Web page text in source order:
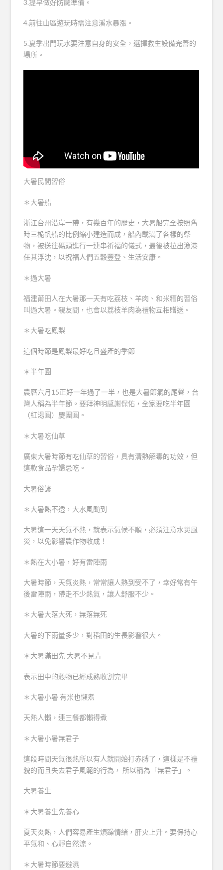
3.提早做好防颱準備。
4.前往山區遊玩時需注意溪水暴漲。
5.夏季出門玩水要注意自身的安全，選擇救生設備完善的
場所。
大暑民間習俗
＊大暑船
浙江台州沿岸一帶，有幾百年的歷史，大暑船完全按照舊
時三桅帆船的比例縮小建造而成，船內載滿了各樣的祭
物，被送往碼頭進行一連串祈福的儀式，最後被拉出漁港
任其浮沈，以祝福人們五穀豐登、生活安康。
＊過大暑
福建莆田人在大暑那一天有吃荔枝、羊肉、和米糟的習俗
叫過大暑。親友間，也會以荔枝羊肉為禮物互相贈送。
＊大暑吃鳳梨
這個時節是鳳梨最好吃且盛產的季節
＊半年圓
農曆六月15正好一年過了一半，也是大暑節氣的尾聲，台
灣人稱為半年節。要拜神明感謝保佑，全家要吃半年圓
（紅湯圓）慶團圓。
＊大暑吃仙草
廣東大暑時節有吃仙草的習俗，具有清熱解毒的功效，但
這款食品孕婦忌吃。
大暑俗諺
＊大暑熱不透，大水風颱到
大暑這一天天氣不熱，就表示氣候不順，必須注意水災風
災，以免影響農作物收成！
＊熱在大小暑，好有雷陣雨
大暑時節，天氣炎熱，常常讓人熱到受不了，幸好常有午
後雷陣雨，帶走不少熱氣，讓人舒服不少。
＊大暑大落大死，無落無死
大暑的下雨量多少，對稻田的生長影響很大。
＊大暑滿田先 大暑不見青
表示田中的穀物已經成熟收割完畢
＊大暑小暑 有米也懶煮
天熱人懶，連三餐都懶得煮
＊大暑小暑無君子
這段時間天氣很熱所以有人就開始打赤膊了，這樣是不禮
貌的而且失去君子風範的行為， 所以稱為「無君子」。
大暑養生
＊大暑養生先養心
夏天炎熱，人們容易產生煩躁情緒，肝火上升。要保持心
平氣和、心靜自然涼。
＊大暑時節要避濕